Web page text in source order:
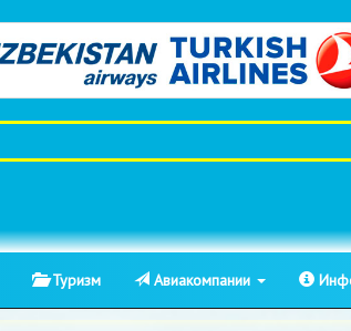
Туризм Авиакомпании